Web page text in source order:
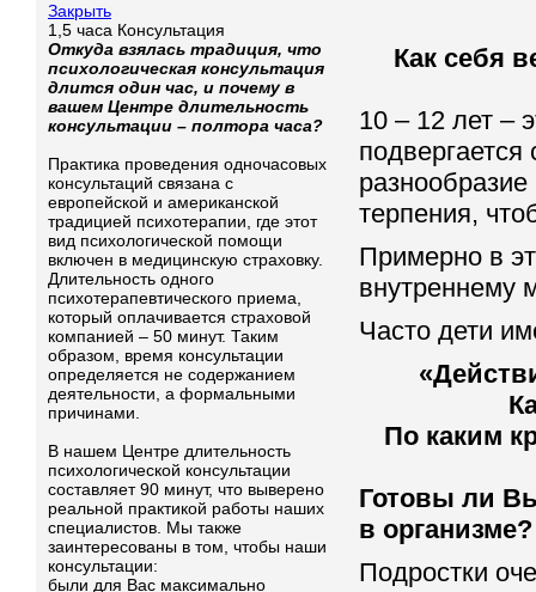
Как себя
10 – 12 лет –
терпения,
Примерно в
внутреннему
Часто дети
По каким
Готовы ли
в организме?
Подростки
Закрыть
1,5 часа Консультация
Откуда взялась традиция, что
психологическая консультация
длится один час, и почему в
вашем Центре длительность
консультации – полтора часа?
Практика проведения одночасовых
консультаций связана с
европейской и американской
традицией психотерапии, где этот
вид психологической помощи
включен в медицинскую страховку.
Длительность одного
психотерапевтического приема,
который оплачивается страховой
компанией – 50 минут. Таким
образом, время консультации
определяется не содержанием
деятельности, а формальными
причинами.
В нашем Центре длительность
психологической консультации
составляет 90 минут, что выверено
реальной практикой работы наших
специалистов. Мы также
заинтересованы в том, чтобы наши
консультации:
были для Вас максимально